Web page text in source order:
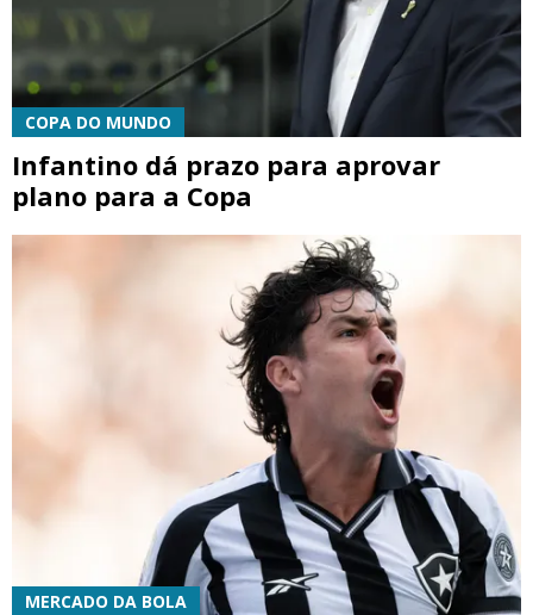
COPA DO MUNDO
Infantino dá prazo para aprovar
plano para a Copa
MERCADO DA BOLA